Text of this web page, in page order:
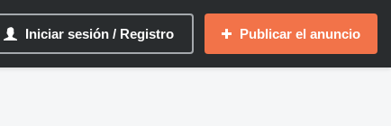
Iniciar sesión / Registro Publicar el anuncio